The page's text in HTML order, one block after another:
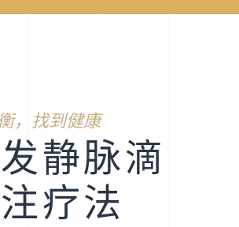
，找到健康
静脉滴
注疗法